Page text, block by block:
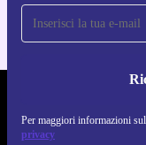
Per maggiori informazioni
privacy